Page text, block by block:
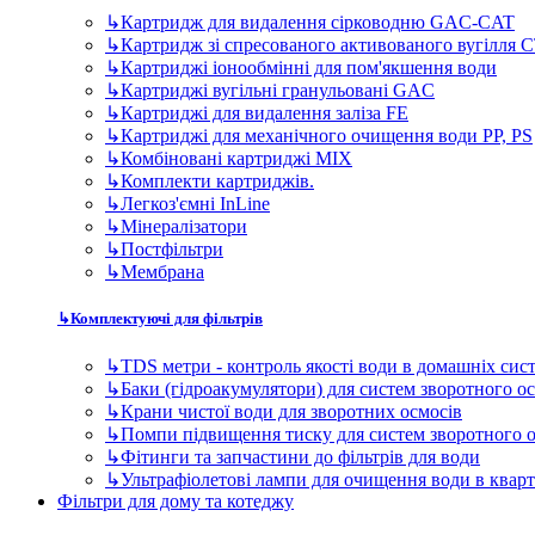
↳Картридж для видалення сірководню GAC-CAT
↳Картридж зі спресованого активованого вугілля
↳Картриджі іонообмінні для пом'якшення води
↳Картриджі вугільні гранульовані GAC
↳Картриджі для видалення заліза FE
↳Картриджі для механічного очищення води PP, PS
↳Комбіновані картриджі MIX
↳Комплекти картриджів.
↳Легкоз'ємні InLine
↳Мінералізатори
↳Постфільтри
↳Мембрана
↳Комплектуючі для фільтрів
↳TDS метри - контроль якості води в домашніх
↳Баки (гідроакумулятори) для систем зворотного
↳Крани чистої води для зворотних осмосів
↳Помпи підвищення тиску для систем зворотного
↳Фітинги та запчастини до фільтрів для води
↳Ультрафіолетові лампи для очищення води в
Фільтри для дому та котеджу